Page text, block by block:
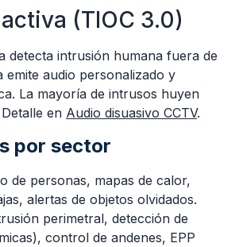
(TIOC 3.0)
detecta intrusión humana fuera de
emite audio personalizado y
La mayoría de intrusos huyen
en Audio disuasivo CCTV.
por sector
de personas, mapas de calor,
alertas de objetos olvidados.
perimetral, detección de
control de andenes, EPP